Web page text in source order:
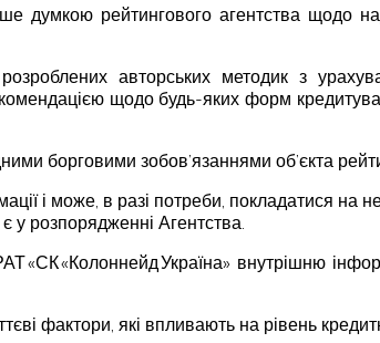
рейтингового агентства щодо
авторських методик з
щодо будь-яких форм
борговими зобов’язаннями об’єкта
і може, в разі потреби, покладатися на
у розпорядженні Агентства.
«Колоннейд Україна» внутрішню
фактори, які впливають на рівень